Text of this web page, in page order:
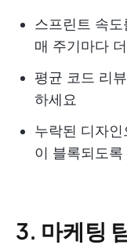
스프린트 속
매 주기마다
평균 코드 리
하세요
누락된 디자
이 블록되도록
3. 마케팅